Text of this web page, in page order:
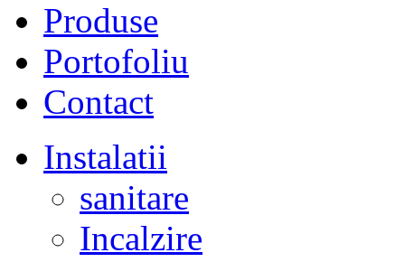
Produse
Portofoliu
Contact
Instalatii
sanitare
Incalzire